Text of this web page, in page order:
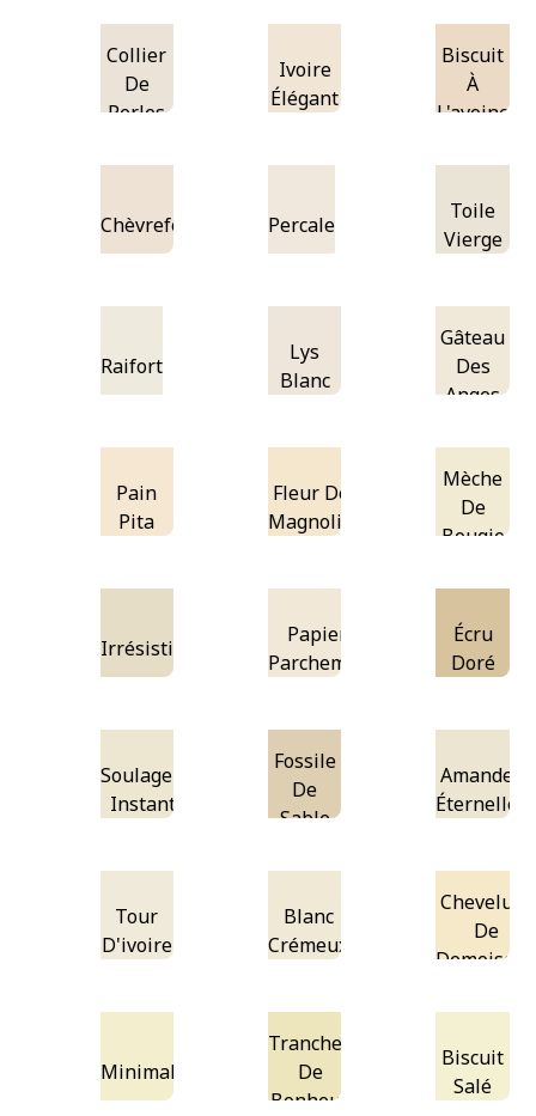
Collier
De
Perles
Ivoire
Élégant
Biscuit
À
L'avoine
Chèvrefeuille Percale
Toile
Vierge
Raifort
Lys
Blanc
Gâteau
Des
Anges
Pain
Pita
Fleur De
Magnolia
Mèche
De
Bougie
Irrésistible
Papier
Parchemin
Écru
Doré
Soulagement
Instantané
Fossile
De
Sable
Amandes
Éternelles
Tour
D'ivoire
Blanc
Crémeux
Chevelure
De
Minimal
Tranches
De
Bonheur
Biscuit
Salé